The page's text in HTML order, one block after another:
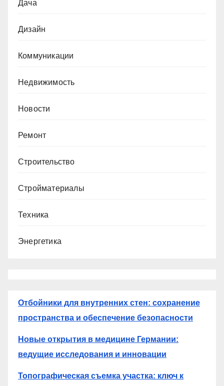
Дача
Дизайн
Коммуникации
Недвижимость
Новости
Ремонт
Строительство
Стройматериалы
Техника
Энергетика
Отбойники для внутренних стен: сохранение
пространства и обеспечение безопасности
Новые открытия в медицине Германии:
ведущие исследования и инновации
Топографическая съемка участка: ключ к